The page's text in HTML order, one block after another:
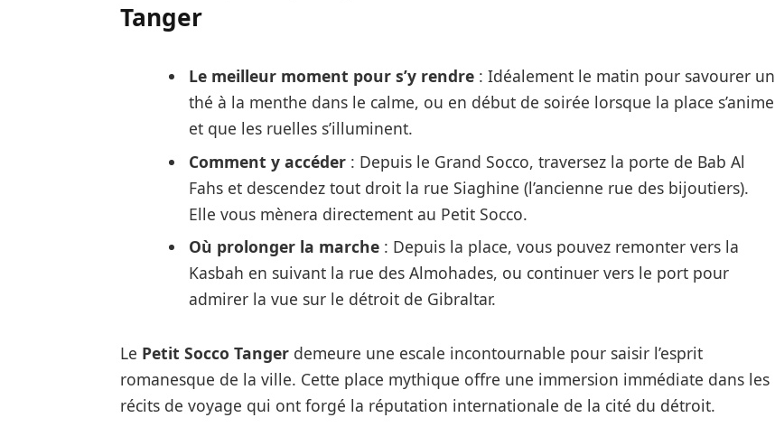
Tanger
Le meilleur moment pour s’y rendre: Idéalement le matin pour savourer un
thé à la menthe dans le calme, ou en début de soirée lorsque la place s’anime
et que les ruelles s’illuminent.
Comment y accéder: Depuis le Grand Socco, traversez la porte de Bab Al
Fahs et descendez tout droit la rue Siaghine (l’ancienne rue des bijoutiers).
Elle vous mènera directement au Petit Socco.
Où prolonger la marche: Depuis la place, vous pouvez remonter vers la
Kasbah en suivant la rue des Almohades, ou continuer vers le port pour
admirer la vue sur le détroit de Gibraltar.
Le Petit Socco Tangerdemeure une escale incontournable pour saisir l’esprit
romanesque de la ville. Cette place mythique offre une immersion immédiate dans les
récits de voyage qui ont forgé la réputation internationale de la cité du détroit.